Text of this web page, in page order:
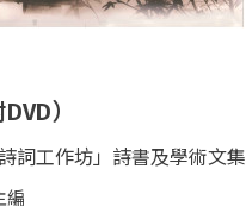
）
詞工作坊」詩書及學術文集
編